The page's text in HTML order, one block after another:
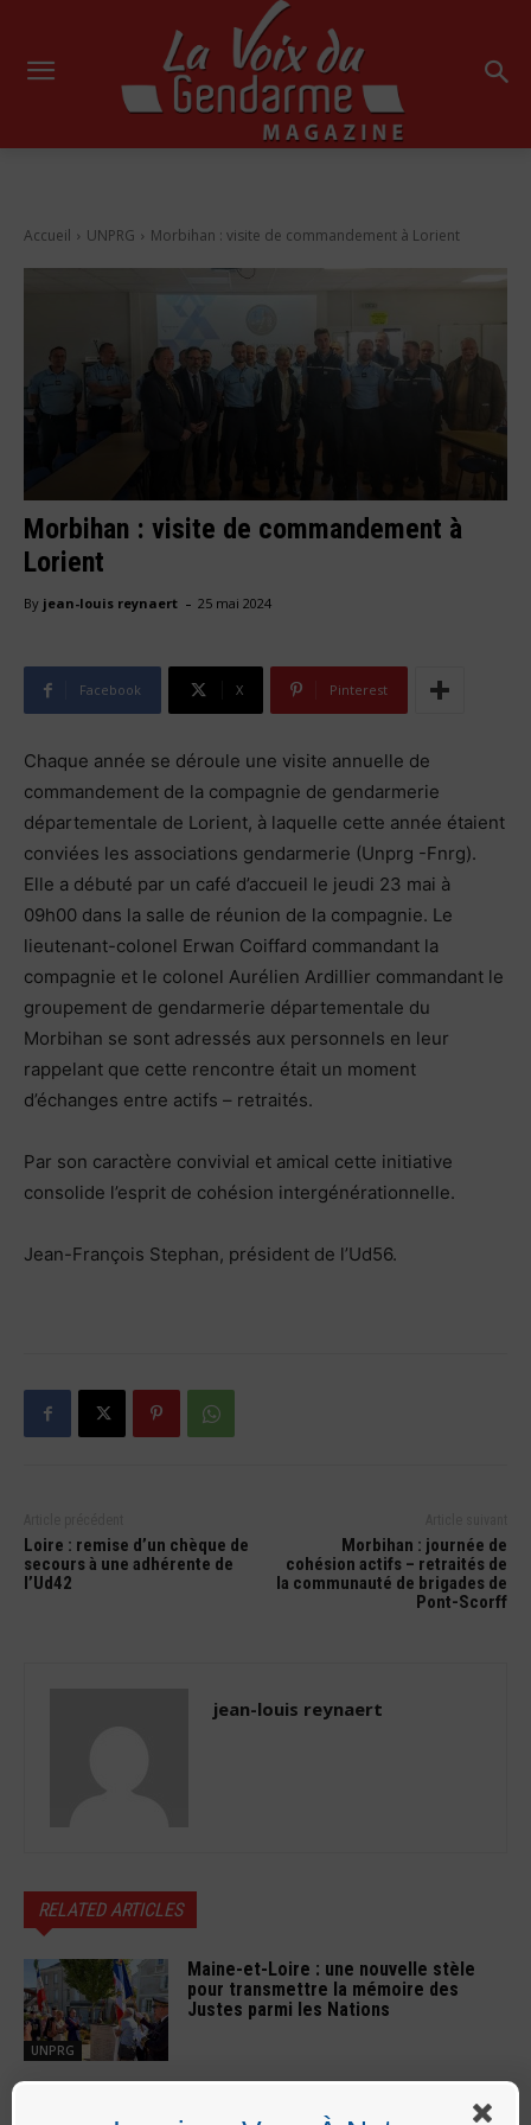
Accueil UNPRG Morbihan : visite de commandement à Lorient
Morbihan : visite de commandement à
Lorient
By jean-louis reynaert - 25 mai 2024
Facebook X Pinterest
Chaque année se déroule une visite annuelle de
commandement de la compagnie de gendarmerie
départementale de Lorient, à laquelle cette année étaient
conviées les associations gendarmerie (Unprg -Fnrg).
Elle a débuté par un café d’accueil le jeudi 23 mai à
09h00 dans la salle de réunion de la compagnie. Le
lieutenant-colonel Erwan Coiffard commandant la
compagnie et le colonel Aurélien Ardillier commandant le
groupement de gendarmerie départementale du
Morbihan se sont adressés aux personnels en leur
rappelant que cette rencontre était un moment
d’échanges entre actifs – retraités.
Par son caractère convivial et amical cette initiative
consolide l’esprit de cohésion intergénérationnelle.
Jean-François Stephan, président de l’Ud56.
Loire : remise d’un chèque de
secours à une adhérente de
l’Ud42
Morbihan : journée de
cohésion actifs – retraités de
la communauté de brigades de
Pont-Scorff
jean-louis reynaert
RELATED ARTICLES
UNPRG
Maine-et-Loire : une nouvelle stèle
pour transmettre la mémoire des
Justes parmi les Nations